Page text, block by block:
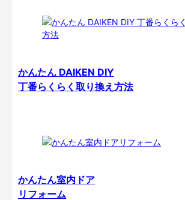
かんたん DAIKEN DIY
丁番らくらく取り換え方法
かんたん室内ドア
リフォーム